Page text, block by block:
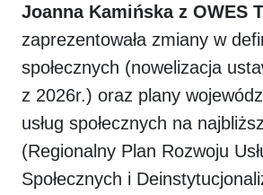
Joanna Kamińska z OWES
zaprezentowała zmiany w
społecznych (nowelizacja
z 2026r.) oraz plany
usług społecznych na
(Regionalny Plan Rozwoju
Społecznych i